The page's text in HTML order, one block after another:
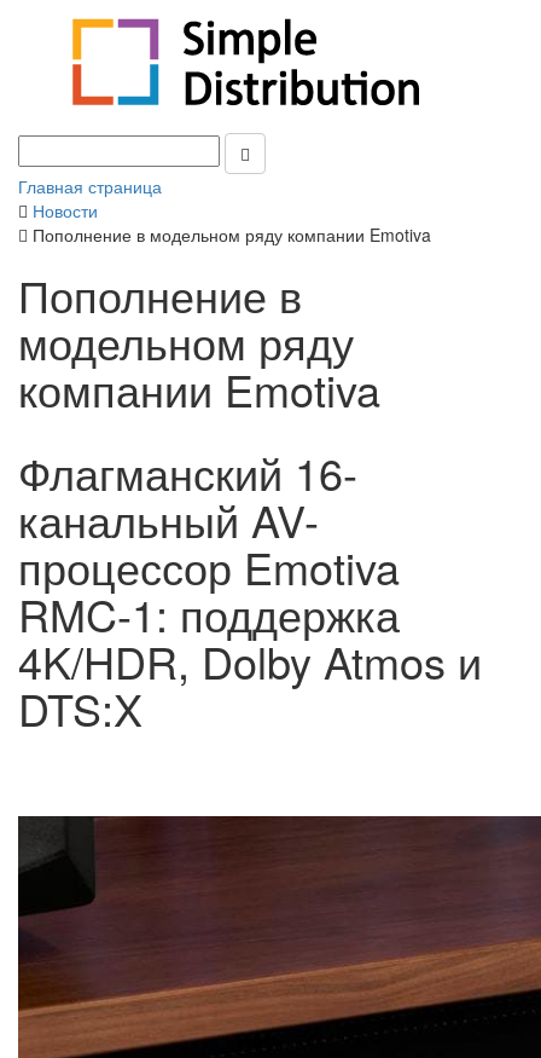
Главная страница
Новости
Пополнение в модельном ряду компании Emotiva
Пополнение в
модельном ряду
компании Emotiva
Флагманский 16-
канальный AV-
процессор Emotiva
RMC-1: поддержка
4K/HDR, Dolby Atmos и
DTS:X